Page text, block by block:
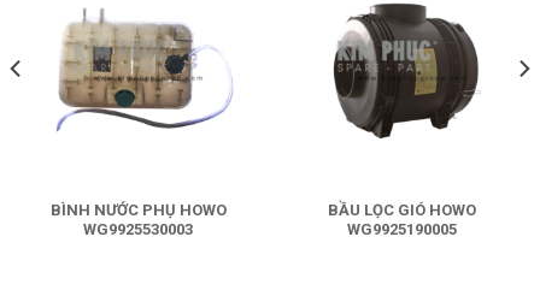
BÌNH NƯỚC PHỤ HOWO
WG9925530003
BẦU LỌC GIÓ HOWO
WG9925190005